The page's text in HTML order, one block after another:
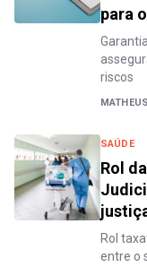
para
riscos
SAÚDE
Rol
Rol
entre o